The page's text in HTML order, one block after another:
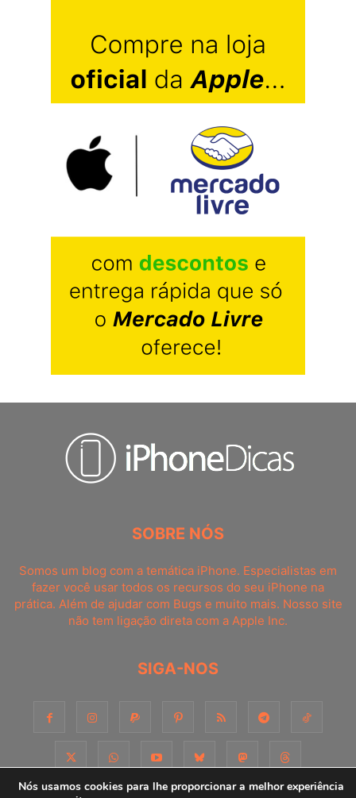
SOBRE NÓS
Somos um blog com a temática iPhone. Especialistas em
fazer você usar todos os recursos do seu iPhone na
prática. Além de ajudar com Bugs e muito mais. Nosso site
não tem ligação direta com a Apple Inc.
SIGA-NOS
Nós usamos cookies para lhe proporcionar a melhor experiência